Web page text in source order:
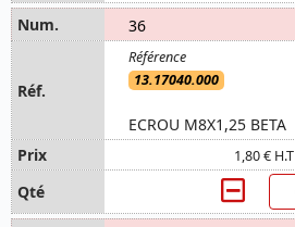
36
13.17040.000
ECROU M8X1,25 BETA
1,80 € H.T